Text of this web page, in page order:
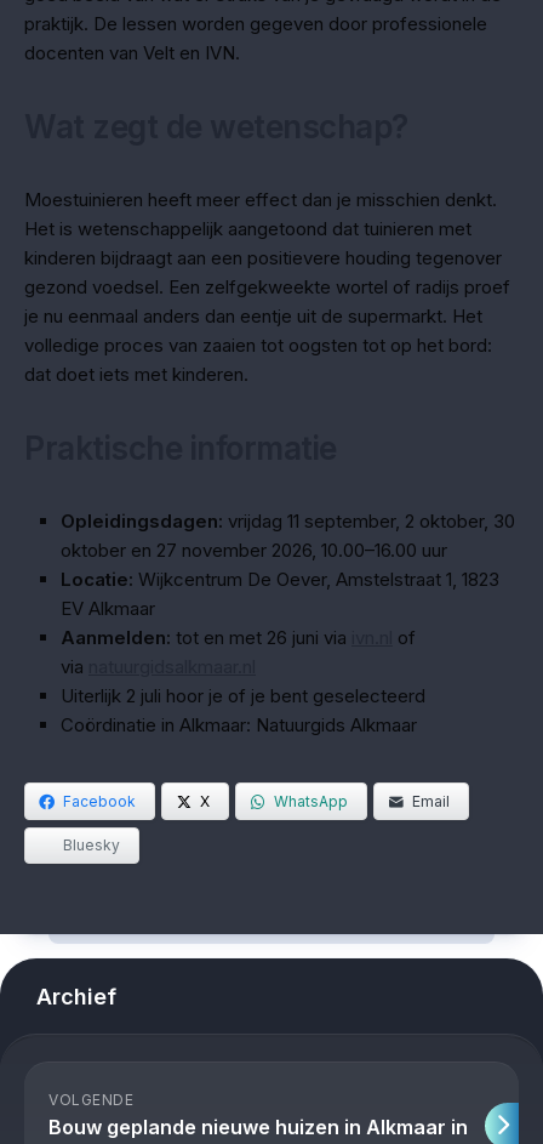
praktijk. De lessen worden gegeven door professionele
docenten van Velt en IVN.
Moestuinieren heeft meer effect dan je misschien denkt.
Het is wetenschappelijk aangetoond dat tuinieren met
kinderen bijdraagt aan een positievere houding tegenover
gezond voedsel. Een zelfgekweekte wortel of radijs proef
je nu eenmaal anders dan eentje uit de supermarkt. Het
volledige proces van zaaien tot oogsten tot op het bord:
dat doet iets met kinderen.
Opleidingsdagen: vrijdag 11 september, 2 oktober, 30
oktober en 27 november 2026, 10.00–16.00 uur
Locatie: Wijkcentrum De Oever, Amstelstraat 1, 1823
EV Alkmaar
Aanmelden: tot en met 26 juni via
of
via
Uiterlijk 2 juli hoor je of je bent geselecteerd
Coördinatie in Alkmaar: Natuurgids Alkmaar
Facebook X WhatsApp Email
Bluesky
Archief
VOLGENDE
Bouw geplande nieuwe huizen in Alkmaar in